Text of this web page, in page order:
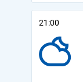
21:00